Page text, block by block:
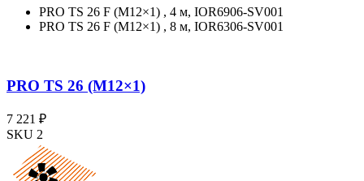
PRO TS 26 F (М12×1) , 4 м, IOR6906-SV001
PRO TS 26 F (М12×1) , 8 м, IOR6306-SV001
PRO TS 26 (М12×1)
7 221 ₽
SKU 2